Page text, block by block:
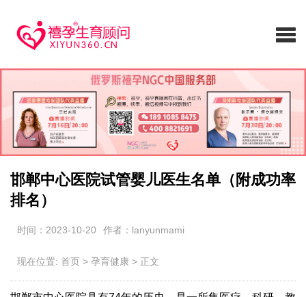
邯郸中心医院试管婴儿医生名单（附成功率
排名）
时间：2023-10-20 作者：lanyunmami
现在位置: 首页 > 孕育健康 > 正文